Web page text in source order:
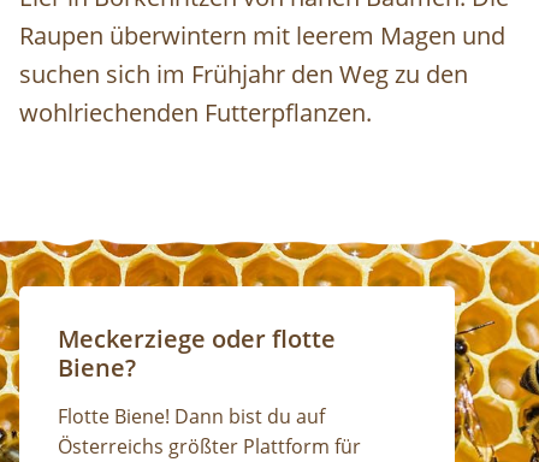
Raupen überwintern mit leerem Magen und
suchen sich im Frühjahr den Weg zu den
wohlriechenden Futterpflanzen.
Meckerziege oder flotte
Biene?
Flotte Biene! Dann bist du auf
Österreichs größter Plattform für